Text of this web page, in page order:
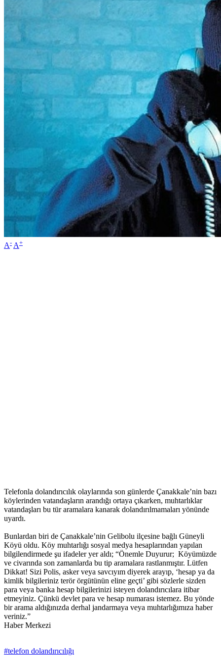
A- A+
Telefonla dolandırıcılık olaylarında son günlerde Çanakkale’nin bazı
köylerinden vatandaşların arandığı ortaya çıkarken, muhtarlıklar
vatandaşları bu tür aramalara kanarak dolandırılmamaları yönünde
uyardı.
Bunlardan biri de Çanakkale’nin Gelibolu ilçesine bağlı Güneyli
Köyü oldu. Köy muhtarlığı sosyal medya hesaplarından yapılan
bilgilendirmede şu ifadeler yer aldı; “Önemle Duyurur; Köyümüzde
ve civarında son zamanlarda bu tip aramalara rastlanmıştır. Lütfen
Dikkat! Sizi Polis, asker veya savcıyım diyerek arayıp, ‘hesap ya da
kimlik bilgileriniz terör örgütünün eline geçti’ gibi sözlerle sizden
para veya banka hesap bilgilerinizi isteyen dolandırıcılara itibar
etmeyiniz. Çünkü devlet para ve hesap numarası istemez. Bu yönde
bir arama aldığınızda derhal jandarmaya veya muhtarlığımıza haber
veriniz.”
Haber Merkezi
#telefon dolandırıcılığı